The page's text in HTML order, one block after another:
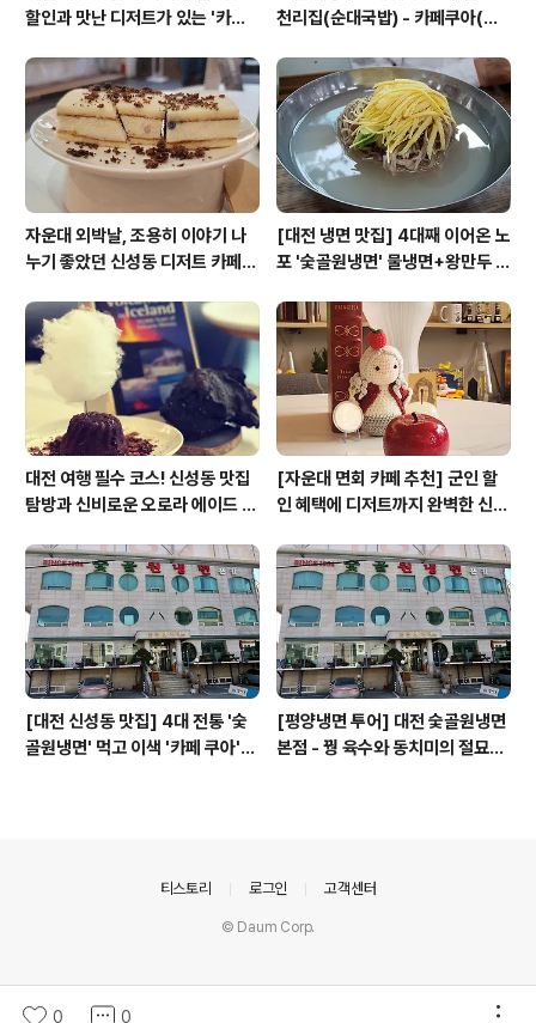
할인과 맛난 디저트가 있는 '카페
천리집(순대국밥) - 카페쿠아(커
자운대 외박날, 조용히 이야기 나
누기 좋았던 신성동 디저트 카페
[대전 냉면 맛집] 4대째 이어온 노
포 '숯골원냉면' 물냉면+왕만두 조
대전 여행 필수 코스! 신성동 맛집
탐방과 신비로운 오로라 에이드 체
[자운대 면회 카페 추천] 군인 할
인 혜택에 디저트까지 완벽한 신성
[대전 신성동 맛집] 4대 전통 '숯
골원냉면' 먹고 이색 '카페 쿠아'로
[평양냉면 투어] 대전 숯골원냉면
본점 - 꿩 육수와 동치미의 절묘한
0 0
티스토리 로그인 고객센터
© Daum Corp.